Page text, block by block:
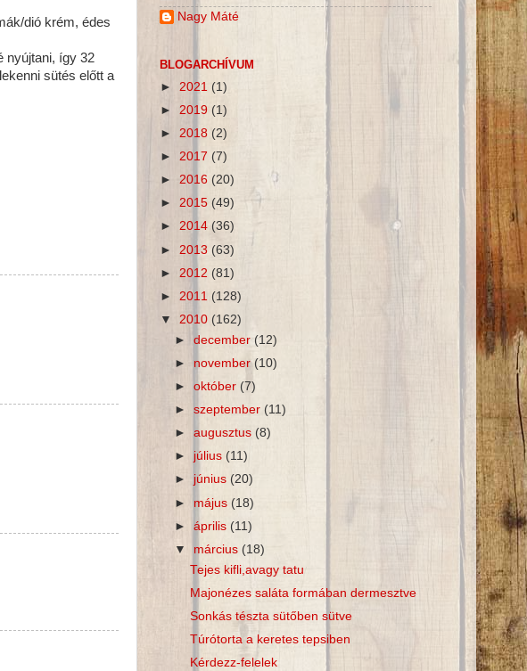
dió krém, édes
nyújtani, így 32
sütés előtt a
Nagy Máté
BLOGARCHÍVUM
► 2021 (1)
► 2019 (1)
► 2018 (2)
► 2017 (7)
► 2016 (20)
► 2015 (49)
► 2014 (36)
► 2013 (63)
► 2012 (81)
► 2011 (128)
▼ 2010 (162)
►december(12)
► november (10)
►október (7)
►szeptember(11)
►augusztus (8)
► július(11)
► június(20)
► május (18)
►április (11)
▼ március(18)
Tejes kifli,avagy tatu
Majonézes saláta formában dermesztve
Sonkás tészta sütőben sütve
Túrótorta a keretes tepsiben
Kérdezz-felelek